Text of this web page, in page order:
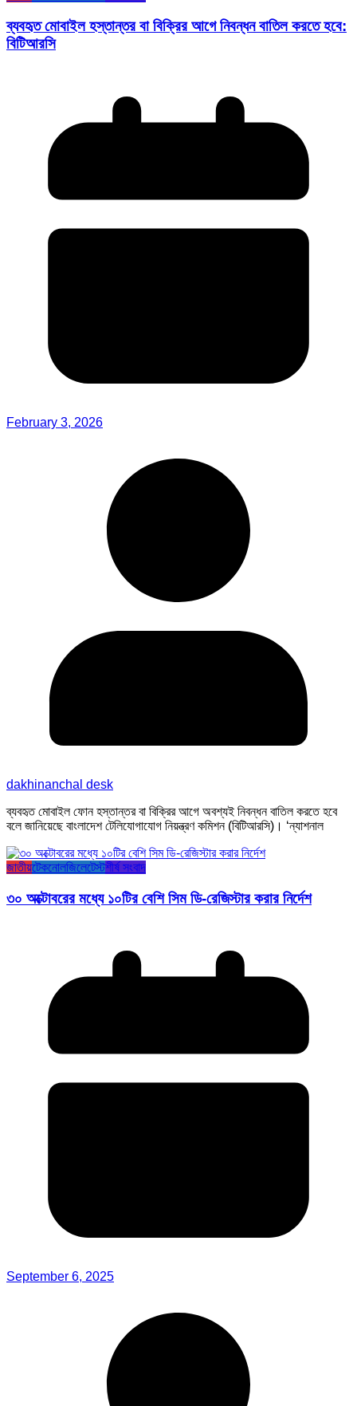
ব্যবহৃত মোবাইল হস্তান্তর বা বিক্রির আগে নিবন্ধন বাতিল করতে হবে:
বিটিআরসি
February 3, 2026
dakhinanchal desk
ব্যবহৃত মোবাইল ফোন হস্তান্তর বা বিক্রির আগে অবশ্যই নিবন্ধন বাতিল করতে হবে
বলে জানিয়েছে বাংলাদেশ টেলিযোগাযোগ নিয়ন্ত্রণ কমিশন (বিটিআরসি)। ‘ন্যাশনাল
জাতীয়টেকনোলজিলেটেস্টশীর্ষ সংবাদ
৩০ অক্টোবরের মধ্যে ১০টির বেশি সিম ডি-রেজিস্টার করার নির্দেশ
September 6, 2025